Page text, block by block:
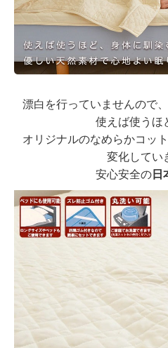
漂白を行っていませんので
使えば使うほ
オリジナルのなめらかコッ
変化してい
安心安全の日